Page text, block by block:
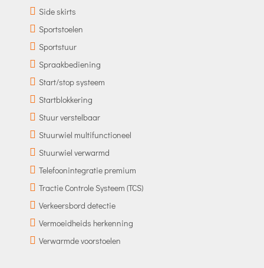
Side skirts
Sportstoelen
Sportstuur
Spraakbediening
Start/stop systeem
Startblokkering
Stuur verstelbaar
Stuurwiel multifunctioneel
Stuurwiel verwarmd
Telefoonintegratie premium
Tractie Controle Systeem (TCS)
Verkeersbord detectie
Vermoeidheids herkenning
Verwarmde voorstoelen